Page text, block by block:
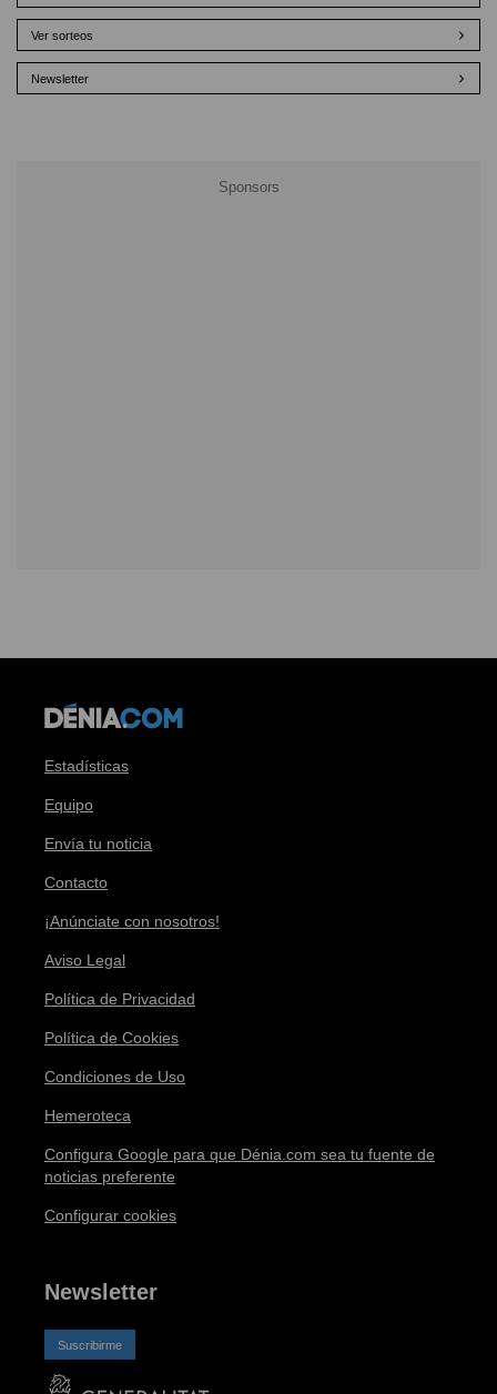
Ver sorteos
Newsletter
Estadísticas
Equipo
Envía tu noticia
Contacto
¡Anúnciate con nosotros!
Aviso Legal
Política de Privacidad
Política de Cookies
Condiciones de Uso
Hemeroteca
Configura Google para que Dénia.com sea tu fuente de
noticias preferente
Configurar cookies
Newsletter
Suscribirme